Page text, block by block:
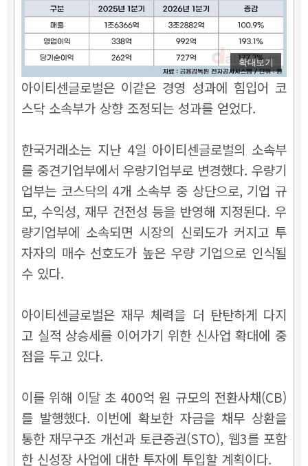
확대보기
아이티센글로벌은 이같은 경영 성과에 힘입어 코
스닥 소속부가 상향 조정되는 성과를 얻었다.
한국거래소는 지난 4일 아이티센글로벌의 소속부
를 중견기업부에서 우량기업부로 변경했다. 우량기
업부는 코스닥의 4개 소속부 중 상단으로, 기업 규
모, 수익성, 재무 건전성 등을 반영해 지정된다. 우
량기업부에 소속되면 시장의 신뢰도가 커지고 투
자자의 매수 선호도가 높은 우량 기업으로 인식될
수 있다.
아이티센글로벌은 재무 체력을 더 탄탄하게 다지
고 실적 상승세를 이어가기 위한 신사업 확대에 중
점을 두고 있다.
이를 위해 이달 초 400억 원 규모의 전환사채(CB)
를 발행했다. 이번에 확보한 자금을 채무 상환을
통한 재무구조 개선과 토큰증권(STO), 웹3를 포함
한 신성장 사업에 대한 투자에 투입할 계획이다.